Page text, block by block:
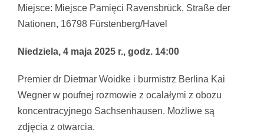
Miejsce: Miejsce Pamięci Ravensbrück, Straße der
Nationen, 16798 Fürstenberg/Havel
Niedziela, 4 maja 2025 r., godz. 14:00
Premier dr Dietmar Woidke i burmistrz Berlina Kai
Wegner w poufnej rozmowie z ocalałymi z obozu
koncentracyjnego Sachsenhausen. Możliwe są
zdjęcia z otwarcia.